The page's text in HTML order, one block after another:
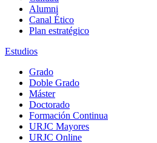
Alumni
Canal Ético
Plan estratégico
Estudios
Grado
Doble Grado
Máster
Doctorado
Formación Continua
URJC Mayores
URJC Online